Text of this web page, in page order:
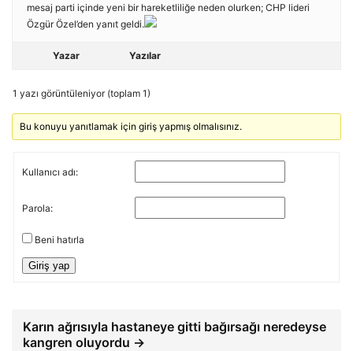
mesaj parti içinde yeni bir hareketliliğe neden olurken; CHP lideri
Özgür Özel’den yanıt geldi.
Yazar Yazılar
1 yazı görüntüleniyor (toplam 1)
Bu konuyu yanıtlamak için giriş yapmış olmalısınız.
Kullanıcı adı:
Parola:
Beni hatırla
Giriş yap
Karın ağrısıyla hastaneye gitti bağırsağı neredeyse
kangren oluyordu →